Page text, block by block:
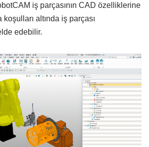
iş parçasının CAD özelliklerine
altında iş parçası
edebilir.